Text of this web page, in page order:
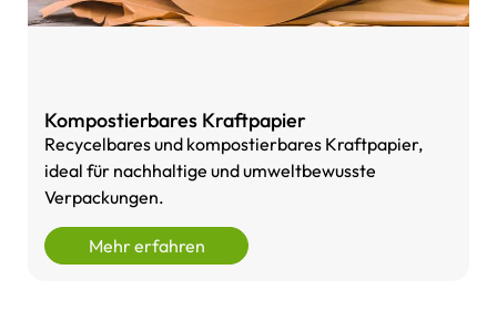
Kompostierbares Kraftpapier
Recycelbares und kompostierbares Kraftpapier,
ideal für nachhaltige und umweltbewusste
Verpackungen.
Mehr erfahren